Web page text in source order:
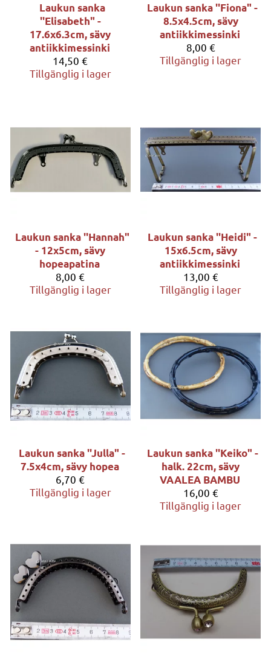
Laukun sanka
''Elisabeth" -
17.6x6.3cm, sävy
antiikkimessinki
14,50 €
Tillgänglig i lager
Laukun sanka ''Fiona" -
8.5x4.5cm, sävy
antiikkimessinki
8,00 €
Tillgänglig i lager
Laukun sanka ''Hannah"
- 12x5cm, sävy
hopeapatina
8,00 €
Tillgänglig i lager
Laukun sanka ''Heidi" -
15x6.5cm, sävy
antiikkimessinki
13,00 €
Tillgänglig i lager
Laukun sanka ''Julla" -
7.5x4cm, sävy hopea
6,70 €
Tillgänglig i lager
Laukun sanka ''Keiko" -
halk. 22cm, sävy
VAALEA BAMBU
16,00 €
Tillgänglig i lager